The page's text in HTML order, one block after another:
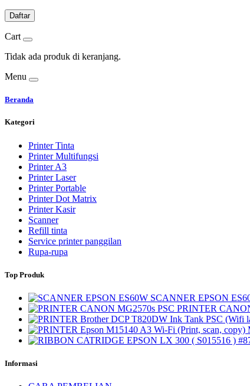
Daftar
Cart
Tidak ada produk di keranjang.
Menu
Beranda
Kategori
Printer Tinta
Printer Multifungsi
Printer A3
Printer Laser
Printer Portable
Printer Dot Matrix
Printer Kasir
Scanner
Refill tinta
Service printer panggilan
Rupa-rupa
Top Produk
SCANNER EPSON
PRINTER
Informasi